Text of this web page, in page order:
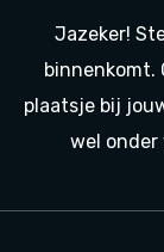
Jazeker!
binnenkomt.
plaatsje bij
wel onder